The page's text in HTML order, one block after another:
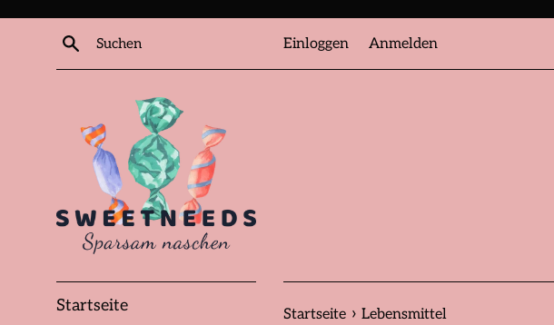
Suchen Einloggen Anmelden
Startseite Startseite › Lebensmittel